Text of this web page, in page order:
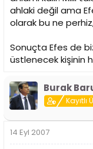
ahlaki değil ama
olarak bu ne
Sonuçta Efes de
üstlenecek kişinin
Burak
Kayıtlı
14 Eyl 2007